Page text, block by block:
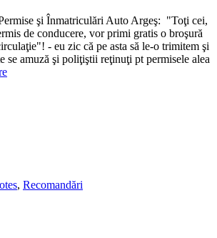
şi Înmatriculări Auto Argeş: "Toţi cei,
de conducere, vor primi gratis o broşură
- eu zic că pe asta să le-o trimitem şi
se amuză şi poliţiştii reţinuţi pt permisele alea
, Recomandări